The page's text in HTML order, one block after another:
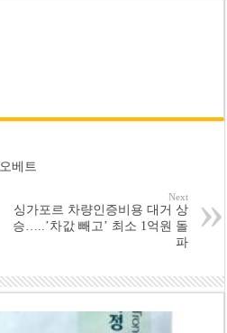
베트
Next
싱가포르 차량인증비용 대거 상
승…..’차값 빼고’ 최소 1억원 돌
파